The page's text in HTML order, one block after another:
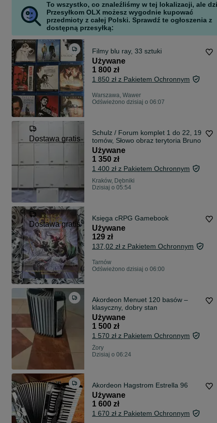
To wszystko, co znaleźliśmy w tej lokalizacji, ale
Przesyłkom OLX możesz wygodnie kupować
przedmioty z całej Polski. Sprawdź te ogłoszenia z
dostępną przesyłką:
Filmy blu ray, 33 sztuki
Używane
1 800 zł
1 850 zł z Pakietem Ochronnym
Warszawa, Wawer
Odświeżono dzisiaj o 06:07
Dostawa gratis
Schulz / Forum komplet 1 do 22, 19
tomów, Słowo obraz terytoria Bruno
Używane
1 350 zł
1 400 zł z Pakietem Ochronnym
Kraków, Dębniki
Dzisiaj o 05:54
Dostawa gratis
Księga cRPG Gamebook
Używane
129 zł
137,02 zł z Pakietem Ochronnym
Tarnów
Odświeżono dzisiaj o 06:00
Akordeon Menuet 120 basów –
klasyczny, dobry stan
Używane
1 500 zł
1 570 zł z Pakietem Ochronnym
Żory
Dzisiaj o 06:24
Akordeon Hagstrom Estrella 96
Używane
1 600 zł
1 670 zł z Pakietem Ochronnym